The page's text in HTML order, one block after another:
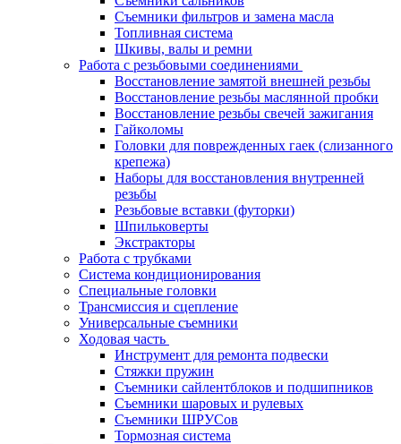
Съемники фильтров и замена масла
Топливная система
Шкивы, валы и ремни
Работа с резьбовыми соединениями
Восстановление замятой внешней резьбы
Восстановление резьбы маслянной пробки
Восстановление резьбы свечей зажигания
Гайколомы
Головки для поврежденных гаек (слизанного
крепежа)
Наборы для восстановления внутренней
резьбы
Резьбовые вставки (футорки)
Шпильковерты
Экстракторы
Работа с трубками
Система кондиционирования
Специальные головки
Трансмиссия и сцепление
Универсальные съемники
Ходовая часть
Инструмент для ремонта подвески
Стяжки пружин
Съемники сайлентблоков и подшипников
Съемники шаровых и рулевых
Съемники ШРУСов
Тормозная система